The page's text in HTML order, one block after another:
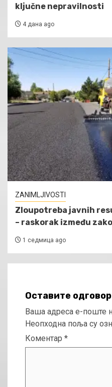
ključne nepravilnosti
4 дана ago
ZANIMLJIVOSTI
Zloupotreba javnih
– raskorak između
1 седмица ago
Оставите одговор
Ваша адреса е-поште
Неопходна поља су
Коментар *